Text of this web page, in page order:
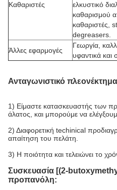
Καθαριστές
ελκυστικό
καθαρισμού
καθαριστές,
degreasers.
Άλλες εφαρμογές
Γεωργία,
υφαντικά και
Ανταγωνιστικό
1) Είμαστε κατασκευαστής των
άλατος, και μπορούμε να
2) Διαφορετική techinical
απαίτηση του πελάτη.
3) Η ποιότητα και τελειώνει το
Συσκευασία [(2-
προπανόλη: